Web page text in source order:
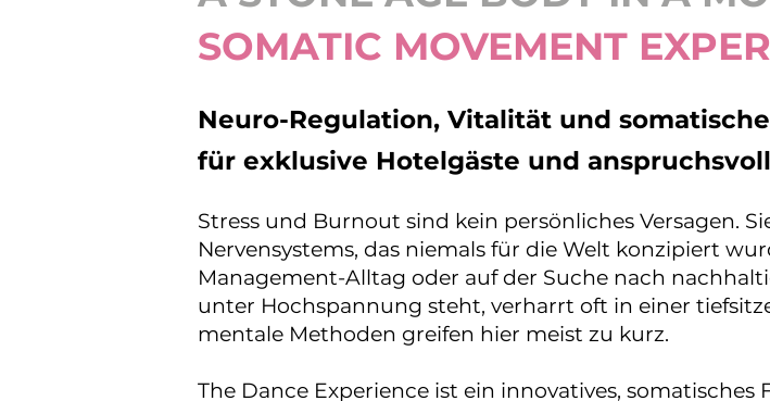
SOMATIC MOVEMENT
Stress und Burnout sind kein persönliches Versagen.
Nervensystems, das niemals für die Welt konzipiert
Management-Alltag oder auf der Suche nach
unter Hochspannung steht, verharrt oft in einer
mentale Methoden greifen hier meist zu kurz.
The Dance Experience ist ein innovatives,
Neuro-Regulation, Vitalität und
für exklusive Hotelgäste und